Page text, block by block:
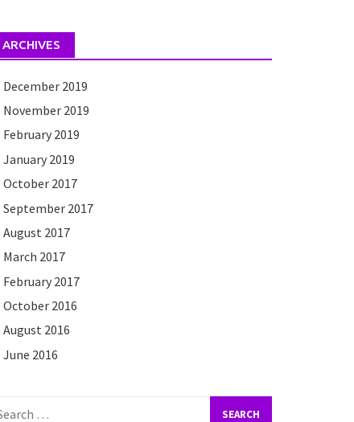
ARCHIVES
December 2019
November 2019
February 2019
January 2019
October 2017
September 2017
August 2017
March 2017
February 2017
October 2016
August 2016
June 2016